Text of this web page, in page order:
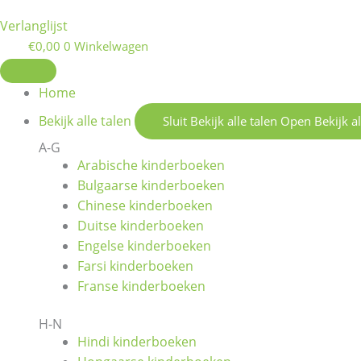
Verlanglijst
€0,00 0 Winkelwagen
Home
Bekijk alle talen
Sluit Bekijk alle talen Open Bekijk
A-G
Arabische kinderboeken
Bulgaarse kinderboeken
Chinese kinderboeken
Duitse kinderboeken
Engelse kinderboeken
Farsi kinderboeken
Franse kinderboeken
H-N
Hindi kinderboeken